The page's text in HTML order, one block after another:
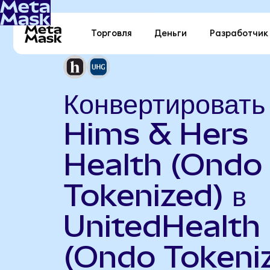
Торговля Деньги Разработчик
Конвертировать
Hims & Hers
Health (Ondo
Tokenized) в
UnitedHealth
(Ondo